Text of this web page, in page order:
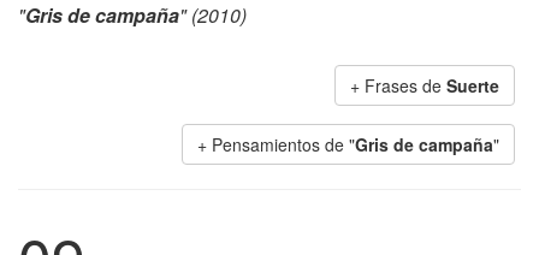
"Gris de campaña" (2010)
+ Frases de Suerte
+ Pensamientos de "Gris de campaña"